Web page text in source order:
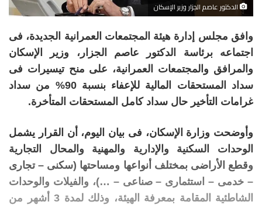
الدكتور عاصم الجزار وزير الإسكان
وافق مجلس إدارة هيئة المجتمعات العمرانية الجديدة، فى
اجتماعه برئاسة الدكتور عاصم الجزار، وزير الإسكان
والمرافق والمجتمعات العمرانية، على منح تيسيرات فى
سداد المستحقات المالية للإعفاء بنسبة 90% من سداد
غرامات التأخير حال سداد كامل المستحقات المتأخرة.
وأوضحت وزارة الإسكان، فى بيان اليوم، أن القرار يشمل
الوحدات السكنية والإدارية والمهنية والمحال التجارية
وقطع الأراضى بمختلف أنواعها ومساحتها (سكنى – تجارى
– خدمى – استثمارى – صناعى – …)، والفيلات والوحدات
الشاطئية المقامة بمعرفة الهيئة، وذلك لمدة 3 أشهر من